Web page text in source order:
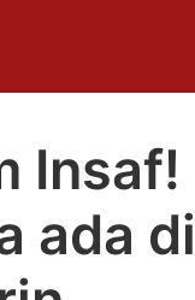
Insaf!
ada di